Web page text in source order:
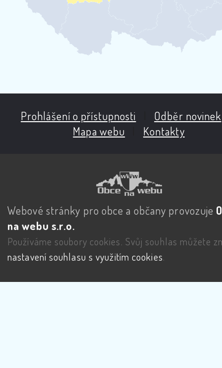
Prohlášení o přístupnosti Odběr novinek
Mapa webu
Kontakty
Webové stránky pro obce a občany provozuje
na webu s.r.o.
Používáme soubory cookies. Svůj souhlas můžete
nastavení souhlasu s využitím cookies.